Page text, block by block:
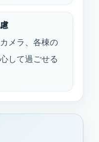
メラ、各棟の
して過ごせる